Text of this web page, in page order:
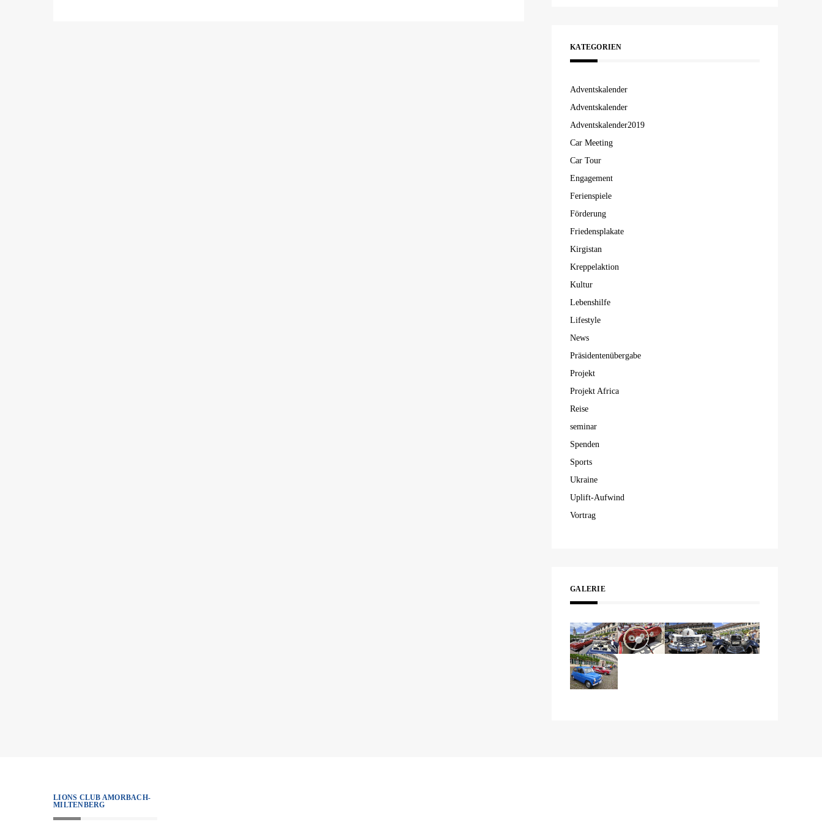
KATEGORIEN
Adventskalender
Adventskalender
Adventskalender2019
Car Meeting
Car Tour
Engagement
Ferienspiele
Förderung
Friedensplakate
Kirgistan
Kreppelaktion
Kultur
Lebenshilfe
Lifestyle
News
Präsidentenübergabe
Projekt
Projekt Africa
Reise
seminar
Spenden
Sports
Ukraine
Uplift-Aufwind
Vortrag
GALERIE
LIONS CLUB AMORBACH-
MILTENBERG